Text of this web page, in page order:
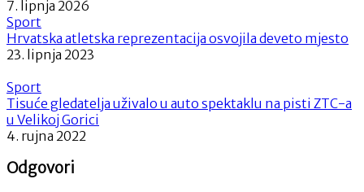
7. lipnja 2026
Sport
Hrvatska atletska reprezentacija osvojila deveto mjesto
23. lipnja 2023
Sport
Tisuće gledatelja uživalo u auto spektaklu na pisti ZTC-a
u Velikoj Gorici
4. rujna 2022
Odgovori